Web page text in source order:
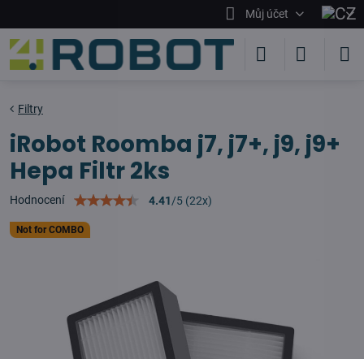
Můj účet
Not for COMBO
Filtry
iRobot Roomba j7, j7+, j9, j9+
Hepa Filtr 2ks
Hodnocení 4.41/5 (22x)